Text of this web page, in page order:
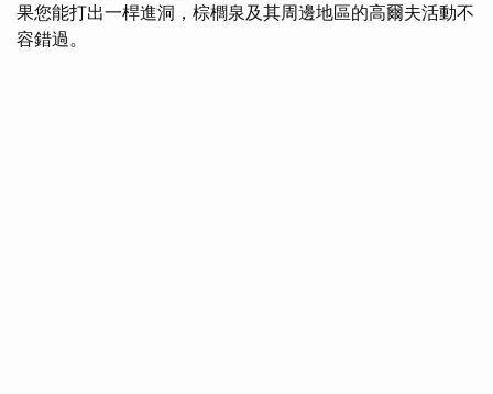
果您能打出一桿進洞，棕櫚泉及其周邊地區的高爾夫活動不
容錯過。